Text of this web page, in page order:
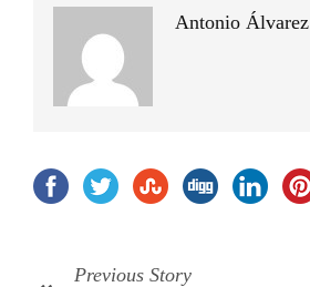
Antonio Álvarez
Previous Story